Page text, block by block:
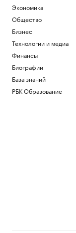
Экономика
Общество
Бизнес
Технологии и медиа
Финансы
Биографии
База знаний
РБК Образование